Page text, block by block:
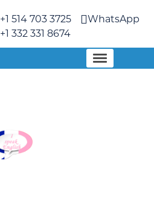
+1 514 703 3725
+1 332 331 8674
WhatsApp